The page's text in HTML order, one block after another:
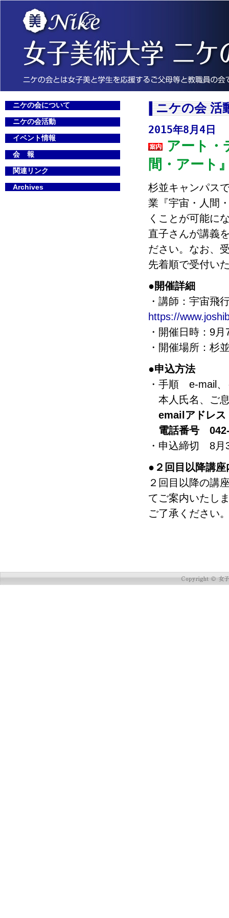
ニケの会について
ニケの会活動
イベント情報
会 報
関連リンク
Archives
ニケの会 活
2015年8月4日
アート・
間・アート
杉並キャンパス
業『宇宙・人間
くことが可能に
直子さんが講義
ださい。なお、
先着順で受付い
●開催詳細
・講師：宇宙
https://
・開催日時：9
・開催場所：杉
●申込方法
・手順 e-mail、
本人氏名、ご
emailアドレ
電話番号 042-
・申込締切 8月
●２回目以降講
２回目以降の講
てご案内いたし
ご了承ください